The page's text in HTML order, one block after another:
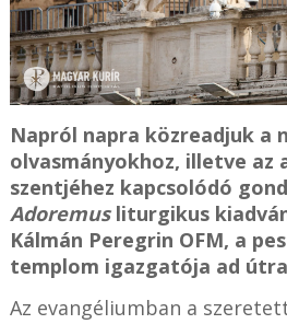
Napról napra közreadjuk a
olvasmányokhoz, illetve az
szentjéhez kapcsolódó
Adoremusliturgikus
Kálmán Peregrin OFM, a
templom igazgatója ad
Az evangéliumban a